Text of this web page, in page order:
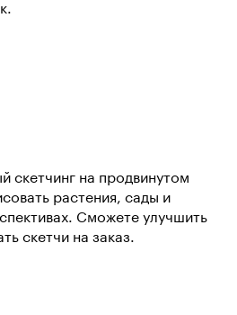
скетчинг на продвинутом
растения, сады и
Сможете улучшить
скетчи на заказ.